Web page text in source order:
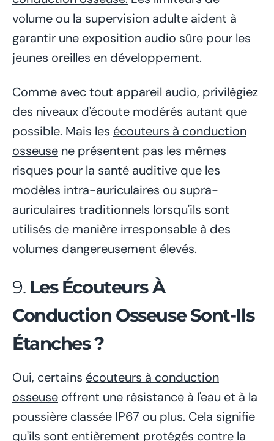
volume ou la supervision adulte aident à
garantir une exposition audio sûre pour les
jeunes oreilles en développement.
Comme avec tout appareil audio, privilégiez
des niveaux d'écoute modérés autant que
possible. Mais les écouteurs à conduction
osseuse ne présentent pas les mêmes
risques pour la santé auditive que les
modèles intra-auriculaires ou supra-
auriculaires traditionnels lorsqu'ils sont
utilisés de manière irresponsable à des
volumes dangereusement élevés.
9. Les Écouteurs À
Conduction Osseuse Sont-Ils
Étanches ?
Oui, certains écouteurs à conduction
osseuse offrent une résistance à l'eau et à la
poussière classée IP67 ou plus. Cela signifie
qu'ils sont entièrement protégés contre la